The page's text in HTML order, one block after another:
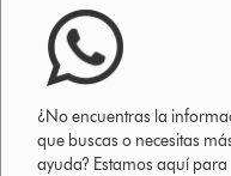
¿No encuentras la
que buscas o necesitas
ayuda? Estamos aquí para